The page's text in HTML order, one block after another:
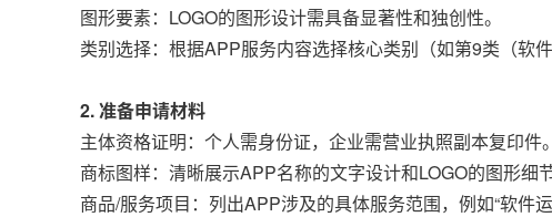
图形要素：LOGO的图形设计需具备显著性和独创性。
类别选择：根据APP服务内容选择核心类别（如第9类（软
2. 准备申请材料
主体资格证明：个人需身份证，企业需营业执照副本复印件。
商标图样：清晰展示APP名称的文字设计和LOGO的图形细节
商品/服务项目：列出APP涉及的具体服务范围，例如“软件运